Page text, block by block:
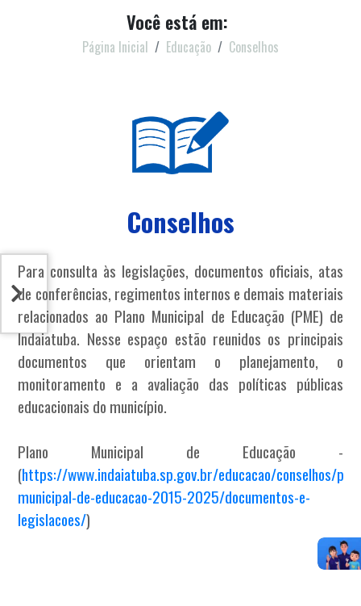
Você está em:
Página Inicial Educação Conselhos
Conselhos
Para consulta às legislações, documentos oficiais, atas
de conferências, regimentos internos e demais materiais
relacionados ao Plano Municipal de Educação (PME) de
Indaiatuba. Nesse espaço estão reunidos os principais
documentos que orientam o planejamento, o
monitoramento e a avaliação das políticas públicas
educacionais do município.
Plano Municipal de Educação -
(https://www.indaiatuba.sp.gov.br/educacao/conselhos/
municipal-de-educacao-2015-2025/documentos-e-
legislacoes/)